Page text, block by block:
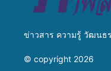
ข่าวสาร ความรู้ วัฒนธ
© copyright 2026